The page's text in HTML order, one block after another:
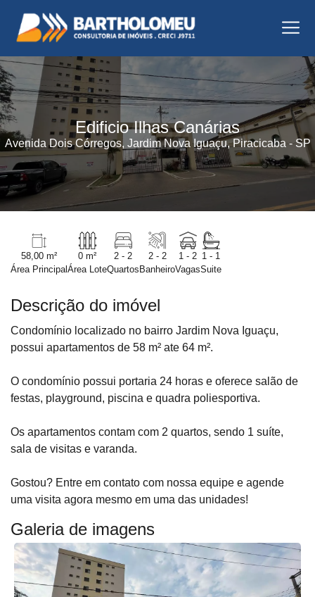
Edificio Ilhas Canárias
Avenida Dois Córregos, Jardim Nova Iguaçu, Piracicaba - SP
58,00 m²
Área Principal
0 m²
Área Lote
2 - 2
Quartos
2 - 2
Banheiro
1 - 2
Vagas
1 - 1
Suite
Descrição do imóvel
Condomínio localizado no bairro Jardim Nova Iguaçu,
possui apartamentos de 58 m² ate 64 m².
O condomínio possui portaria 24 horas e oferece salão de
festas, playground, piscina e quadra poliesportiva.
Os apartamentos contam com 2 quartos, sendo 1 suíte,
sala de visitas e varanda.
Gostou? Entre em contato com nossa equipe e agende
uma visita agora mesmo em uma das unidades!
Galeria de imagens